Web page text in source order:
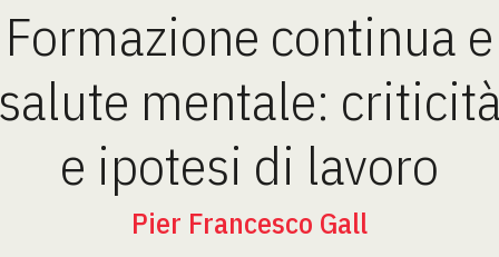
Formazione continua e
mentale:
e ipotesi di lavoro
Pier Francesco Gall